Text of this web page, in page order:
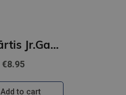
UNO kārtis Jr.Gabbys
€8.95
Add to cart